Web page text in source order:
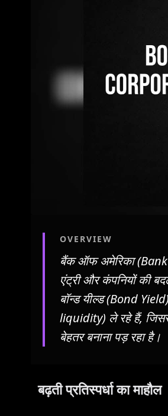
OVERVIEW
बैंक ऑफ अमेरिका (Bank
एंट्री और कंपनियों की
बॉन्ड यील्ड (Bond
liquidity) ले रहे हैं,
बेहतर बनाना पड़ रहा है।
बढ़ती प्रतिस्पर्धा का माहौल